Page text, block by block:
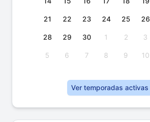
21 22 23 24 25 26
28 29 30 1 2 3
5 6 7 8 9 10
Ver temporadas activas